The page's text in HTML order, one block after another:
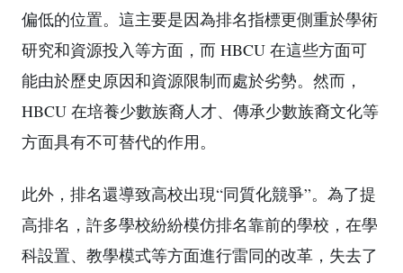
偏低的位置。這主要是因為排名指標更側重於學術
研究和資源投入等方面，而 HBCU 在這些方面可
能由於歷史原因和資源限制而處於劣勢。然而，
HBCU 在培養少數族裔人才、傳承少數族裔文化等
方面具有不可替代的作用。
此外，排名還導致高校出現“同質化競爭”。為了提
高排名，許多學校紛紛模仿排名靠前的學校，在學
科設置、教學模式等方面進行雷同的改革，失去了